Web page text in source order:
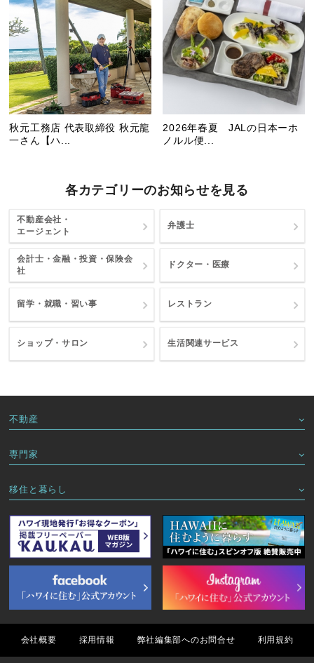
秋元工務店 代表取締役 秋元龍
一さん【ハ...
2026年春夏 JALの日本ーホ
ノルル便...
各カテゴリーのお知らせを見る
不動産会社・
エージェント
弁護士
会計士・金融・投資・保険会
社
ドクター・医療
留学・就職・習い事 レストラン
ショップ・サロン 生活関連サービス
不動産
専門家
移住と暮らし
会社概要 採用情報 弊社編集部へのお問合せ 利用規約